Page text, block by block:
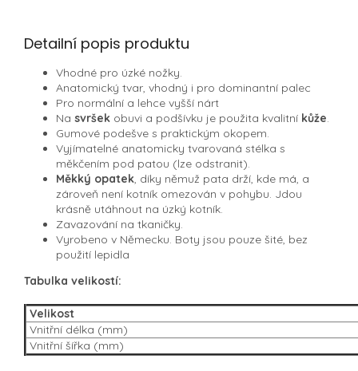
Detailní popis produktu
Vhodné pro úzké nožky.
Anatomický tvar, vhodný i pro dominantní palec
Pro normální a lehce vyšší nárt
Na svršek obuvi a podšívku je použita kvalitní kůže.
Gumové podešve s praktickým okopem.
Vyjímatelné anatomicky tvarovaná stélka s
měkčením pod patou (lze odstranit).
Měkký opatek, díky němuž pata drží, kde má, a
zároveň není kotník omezován v pohybu. Jdou
krásně utáhnout na úzký kotník.
Zavazování na tkaničky.
Vyrobeno v Německu. Boty jsou pouze šité, bez
použití lepidla
Tabulka velikostí:
Velikost
Vnitřní délka (mm)
Vnitřní šířka (mm)